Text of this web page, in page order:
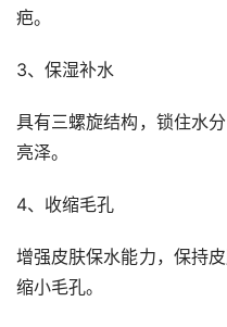
疤。
3、保湿补水
具有三螺旋结构，锁住水
亮泽。
4、收缩毛孔
增强皮肤保水能力，保持
缩小毛孔。